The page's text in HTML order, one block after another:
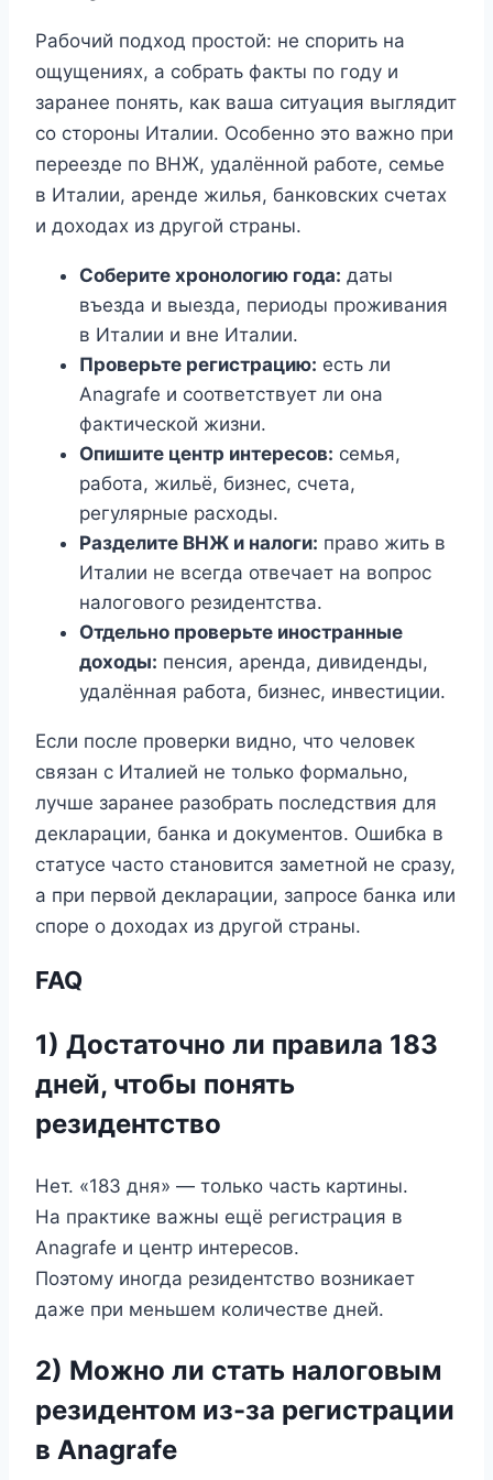
Рабочий подход простой: не спорить на
ощущениях, а собрать факты по году и
заранее понять, как ваша ситуация выглядит
со стороны Италии. Особенно это важно при
переезде по ВНЖ, удалённой работе, семье
в Италии, аренде жилья, банковских счетах
и доходах из другой страны.
Соберите хронологию года: даты
въезда и выезда, периоды проживания
в Италии и вне Италии.
Проверьте регистрацию: есть ли
Anagrafe и соответствует ли она
фактической жизни.
Опишите центр интересов: семья,
работа, жильё, бизнес, счета,
регулярные расходы.
Разделите ВНЖ и налоги: право жить в
Италии не всегда отвечает на вопрос
налогового резидентства.
Отдельно проверьте иностранные
доходы: пенсия, аренда, дивиденды,
удалённая работа, бизнес, инвестиции.
Если после проверки видно, что человек
связан с Италией не только формально,
лучше заранее разобрать последствия для
декларации, банка и документов. Ошибка в
статусе часто становится заметной не сразу,
а при первой декларации, запросе банка или
споре о доходах из другой страны.
FAQ
1) Достаточно ли правила 183
дней, чтобы понять
резидентство
Нет. «183 дня» — только часть картины.
На практике важны ещё регистрация в
Anagrafe и центр интересов.
Поэтому иногда резидентство возникает
даже при меньшем количестве дней.
2) Можно ли стать налоговым
резидентом из-за регистрации
в Anagrafe